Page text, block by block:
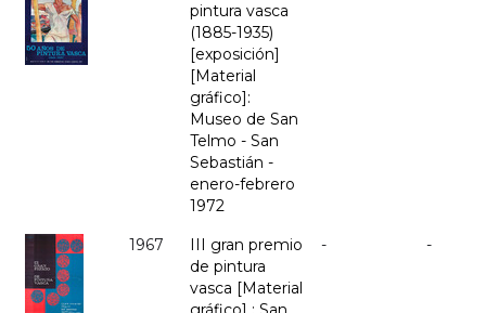
pintura vasca
(1885-1935)
[exposición]
[Material
gráfico]:
Museo de San
Telmo - San
Sebastián -
enero-febrero
1972
1967
III gran premio
de pintura
vasca [Material
- -